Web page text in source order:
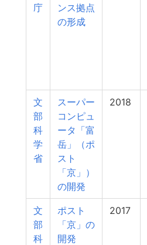
庁
ンス拠点
の形成
文
部
科
学
省
スーパー
コンピュ
ータ「富
岳」（ポ
スト
「京」）
の開発
2018
文
部
科
ポスト
「京」の
開発
2017